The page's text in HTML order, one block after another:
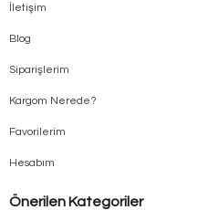
İletişim
Blog
Siparişlerim
Kargom Nerede?
Favorilerim
Hesabım
Önerilen Kategoriler